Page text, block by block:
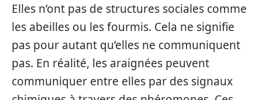
Elles n’ont pas de structures sociales comme
les abeilles ou les fourmis. Cela ne signifie
pas pour autant qu’elles ne communiquent
pas. En réalité, les araignées peuvent
communiquer entre elles par des signaux